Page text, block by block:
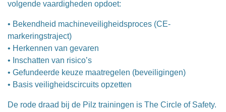
volgende vaardigheden opdoet:
• Bekendheid machineveiligheidsproces (CE-
markeringstraject)
• Herkennen van gevaren
• Inschatten van risico’s
• Gefundeerde keuze maatregelen (beveiligingen)
• Basis veiligheidscircuits opzetten
De rode draad bij de Pilz trainingen is The Circle of Safety.